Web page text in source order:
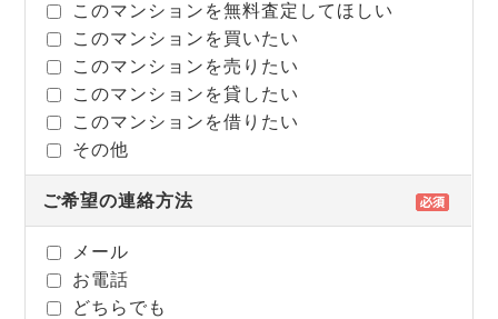
このマンションを無料査定してほしい
このマンションを買いたい
このマンションを売りたい
このマンションを貸したい
このマンションを借りたい
その他
ご希望の連絡方法
メール
お電話
どちらでも